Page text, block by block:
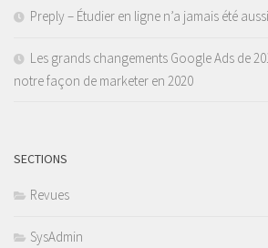
Preply – Étudier en ligne n’a jamais été
Les grands changements Google Ads de
notre façon de marketer en 2020
SECTIONS
Revues
SysAdmin